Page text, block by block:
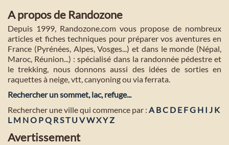
A propos de Randozone
Depuis 1999, Randozone.com vous propose de nombreux
articles et fiches techniques pour préparer vos aventures en
France (Pyrénées, Alpes, Vosges...) et dans le monde (Népal,
Maroc, Réunion...) : spécialisé dans la randonnée pédestre et
le trekking, nous donnons aussi des idées de sorties en
raquettes à neige, vtt, canyoning ou via ferrata.
Rechercher un sommet, lac, refuge...
Rechercher une ville qui commence par : A BC D E FG H I J K
L M NO PQ R ST U VWXY Z
Avertissement